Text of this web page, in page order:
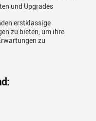
und Upgrades
erstklassige
zu bieten, um ihre
zu